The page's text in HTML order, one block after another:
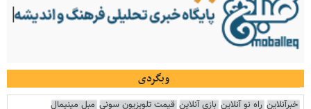
وبگردی
خبرآنلاین راه نو آنلاین بازی آنلاین قیمت تلویزیون سونی مبل مینیمال